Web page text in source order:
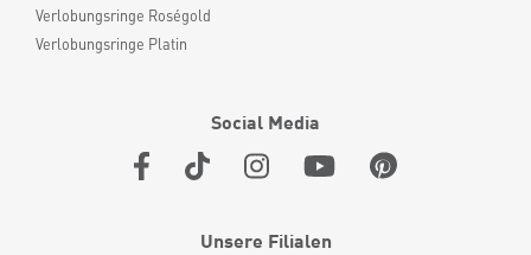
Verlobungsringe Roségold
Verlobungsringe Platin
Social Media
Unsere Filialen